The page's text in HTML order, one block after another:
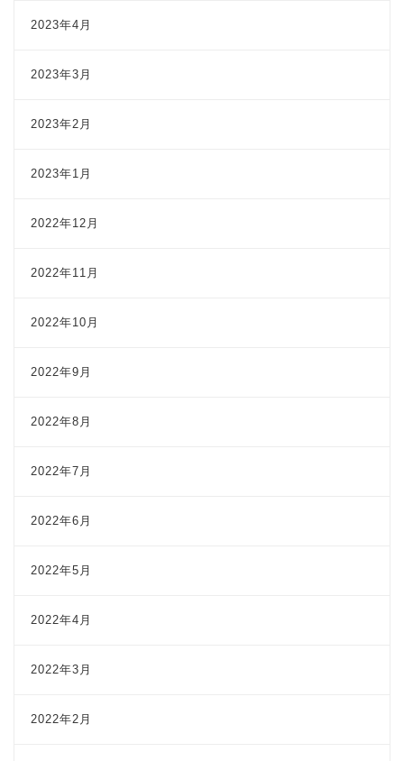
2023年4月
2023年3月
2023年2月
2023年1月
2022年12月
2022年11月
2022年10月
2022年9月
2022年8月
2022年7月
2022年6月
2022年5月
2022年4月
2022年3月
2022年2月